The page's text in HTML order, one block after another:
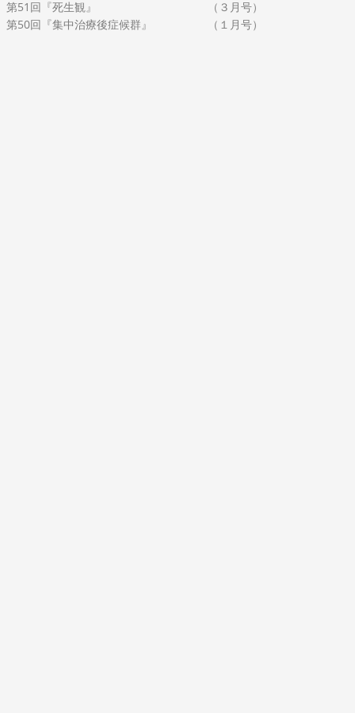
第51回『死生観』 （３月号）
第50回『集中治療後症候群』 （１月号）